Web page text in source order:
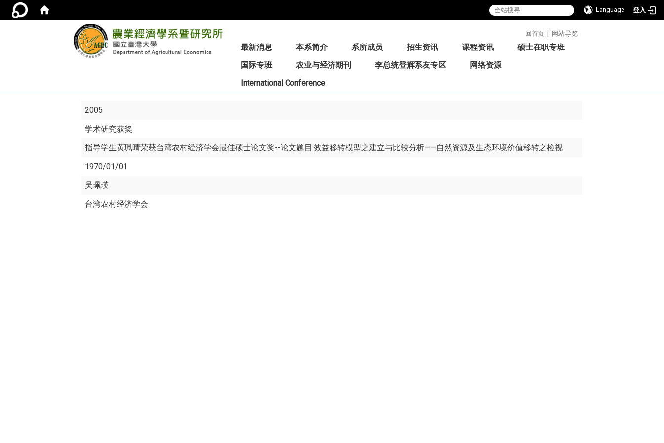
Language 登入
回首页 | 网站导览
最新消息 本系简介 系所成员 招生资讯 课程资讯
硕士在职专班
国际专班
农业与经济期刊 李总统登辉系友专区
网络资源
International Conference
2005
学术研究获奖
指导学生黄珮晴荣获台湾农村经济学会最佳硕士论文奖--论文题目:效益移转模型之建立与比较分析——自然资源及生态环境价值移转之检视
1970/01/01
吴珮瑛
台湾农村经济学会